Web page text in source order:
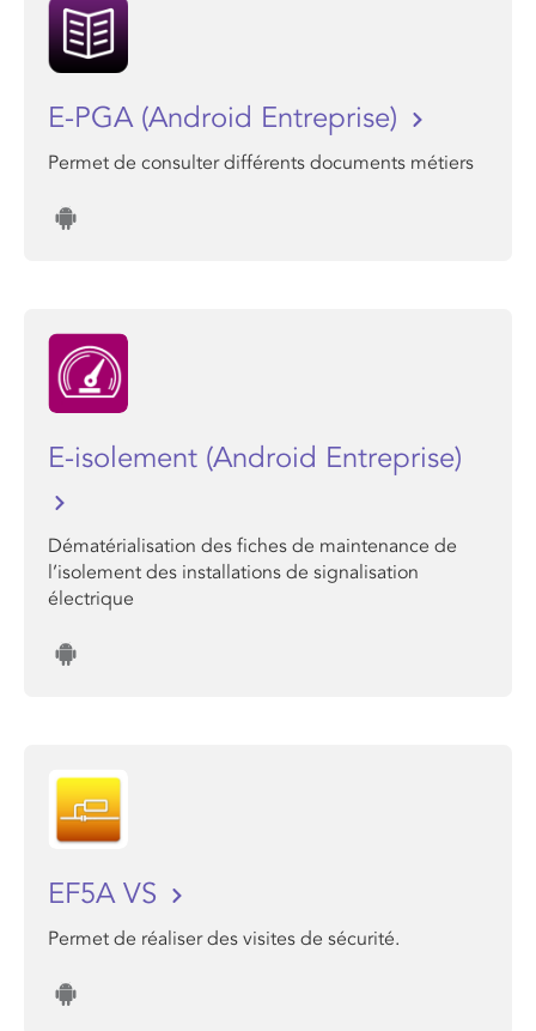
E-PGA (Android Entreprise)
Permet de consulter différents documents métiers
E-isolement (Android Entreprise)
Dématérialisation des fiches de maintenance de
l’isolement des installations de signalisation
électrique
EF5A VS
Permet de réaliser des visites de sécurité.